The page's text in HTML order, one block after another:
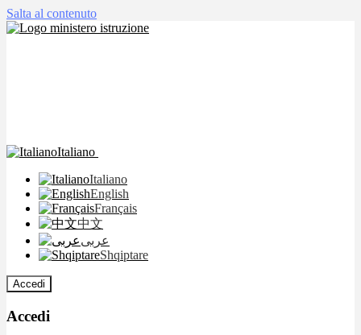
Salta al contenuto
Italiano
Italiano
English
Français
中文
عربى
Shqiptare
Accedi
Accedi